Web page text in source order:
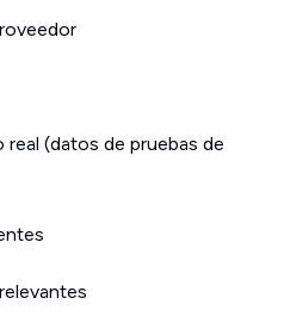
(datos de pruebas de